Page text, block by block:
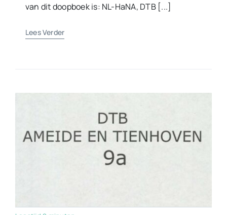
van dit doopboek is: NL-HaNA, DTB [...]
Lees Verder